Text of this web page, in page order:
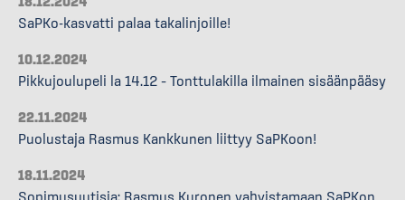
SaPKo-kasvatti palaa takalinjoille!
10.12.2024
Pikkujoulupeli la 14.12 – Tonttulakilla ilmainen sisäänpääsy
22.11.2024
Puolustaja Rasmus Kankkunen liittyy SaPKoon!
18.11.2024
Sopimusuutisia: Rasmus Kuronen vahvistamaan SaPKon